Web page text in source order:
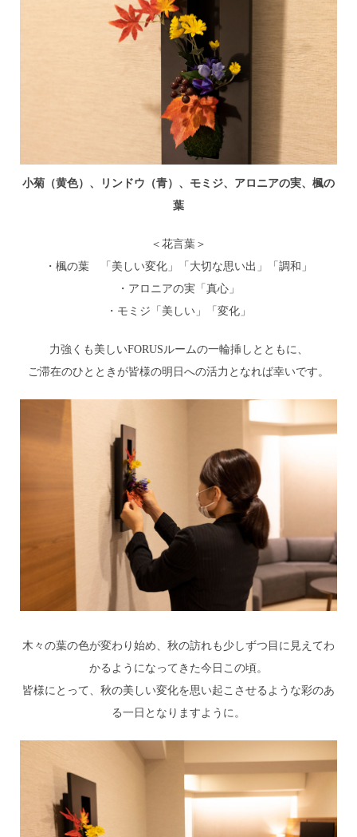
小菊（黄色）、リンドウ（青）、モミジ、アロニアの実、楓の
葉
＜花言葉＞
・楓の葉 「美しい変化」「大切な思い出」「調和」
・アロニアの実「真心」
・モミジ「美しい」「変化」
力強くも美しいFORUSルームの一輪挿しとともに、
ご滞在のひとときが皆様の明日への活力となれば幸いです。
木々の葉の色が変わり始め、秋の訪れも少しずつ目に見えてわ
かるようになってきた今日この頃。
皆様にとって、秋の美しい変化を思い起こさせるような彩のあ
る一日となりますように。